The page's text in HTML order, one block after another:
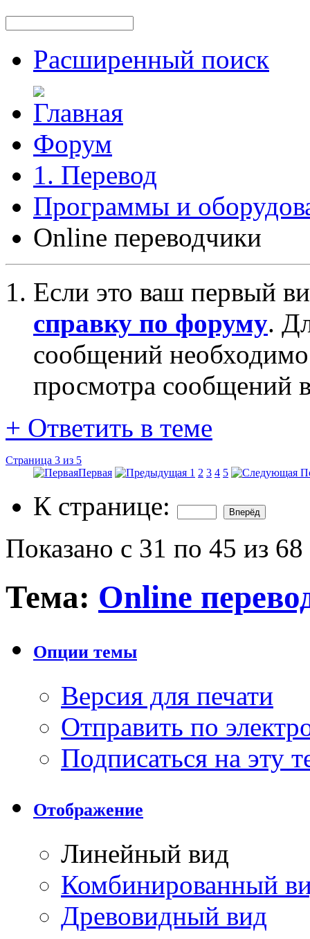
Расширенный поиск
Форум
1. Перевод
Программы и
Online переводчики
Если это ваш первый
справку по форуму.
сообщений
просмотра сообщений
+ Ответить в теме
Страница 3 из 5
Первая
1 2 3 4 5
К странице:
Показано с 31 по 45 из 68
Тема: Online
Опции темы
Версия для печати
Отправить по
Подписаться на эту
Отображение
Линейный вид
Комбинированный
Древовидный вид